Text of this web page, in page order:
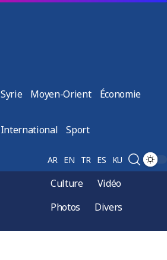
Syrie Moyen-Orient Économie
International Sport
AR EN TR ES KU
Culture
Vidéo
Photos
Divers